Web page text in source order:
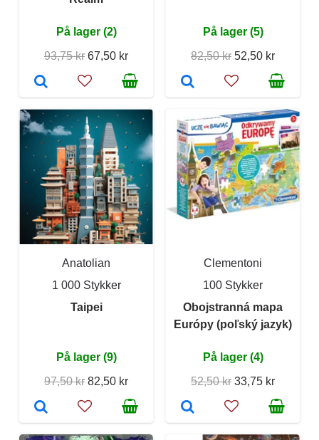
På lager (2)
93,75 kr 67,50 kr
På lager (5)
82,50 kr 52,50 kr
Anatolian
1 000 Stykker
Taipei
På lager (9)
97,50 kr 82,50 kr
Clementoni
100 Stykker
Obojstranná mapa
Európy (poľský jazyk)
På lager (4)
52,50 kr 33,75 kr